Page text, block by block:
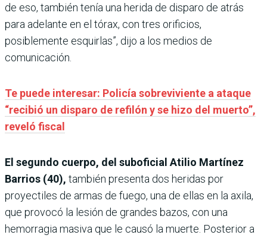
de eso, también tenía una herida de disparo de atrás
para adelante en el tórax, con tres orificios,
posiblemente esquirlas”, dijo a los medios de
comunicación.
Te puede interesar: Policía sobreviviente a ataque
“recibió un disparo de refilón y se hizo del muerto”,
reveló fiscal
El segundo cuerpo, del suboficial Atilio Martínez
Barrios (40), también presenta dos heridas por
proyectiles de armas de fuego, una de ellas en la axila,
que provocó la lesión de grandes bazos, con una
hemorragia masiva que le causó la muerte. Posterior a